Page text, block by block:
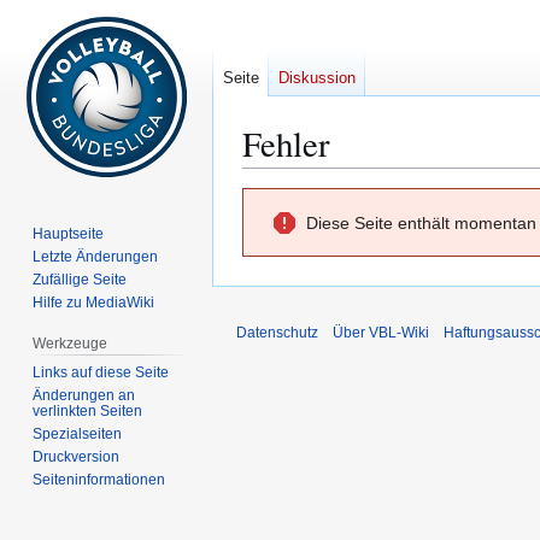
Fehler
Navigation
springen
Suche
springen
Diese Seite enthält
Seite Diskussion
Hauptseite
Letzte Änderungen
Zufällige Seite
Hilfe zu MediaWiki
Werkzeuge
Links auf diese Seite
Änderungen an
verlinkten Seiten
Spezialseiten
Druckversion
Seiten­­informationen
Datenschutz Über VBL-Wiki